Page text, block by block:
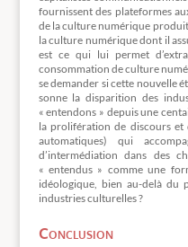
fournissent des plateformes
de la culture numérique
la culture numérique dont il
est ce qui lui permet
consommation de culture
se demander si cette nouvelle
sonne la disparition des
« entendons » depuis une
la prolifération de discours et
automatiques) qui
d’intermédiation dans des
« entendus » comme une
idéologique, bien au-delà du
industries culturelles ?
Conclusion